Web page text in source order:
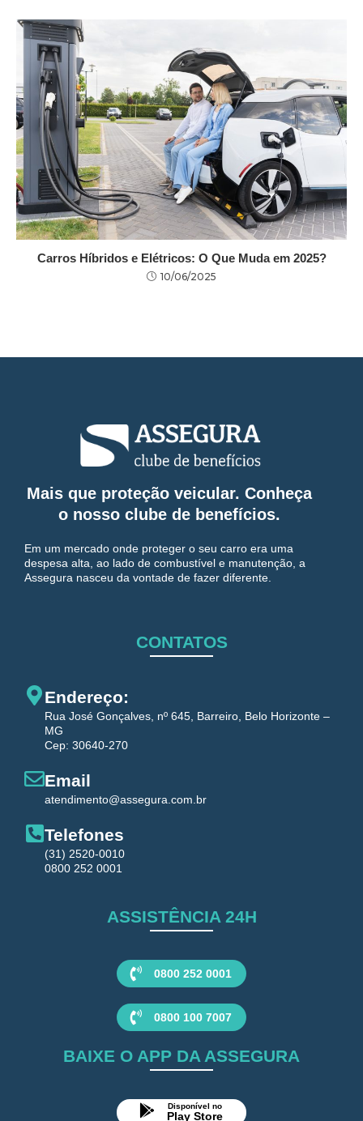
Carros Híbridos e Elétricos: O Que Muda em 2025?
10/06/2025
Mais que proteção veicular. Conheça
o nosso clube de benefícios.
Em um mercado onde proteger o seu carro era uma
despesa alta, ao lado de combustível e manutenção, a
Assegura nasceu da vontade de fazer diferente.
CONTATOS
Endereço:
Rua José Gonçalves, nº 645, Barreiro, Belo Horizonte –
MG
Cep: 30640-270
Email
atendimento@assegura.com.br
Telefones
(31) 2520-0010
0800 252 0001
ASSISTÊNCIA 24H
0800 252 0001
0800 100 7007
BAIXE O APP DA ASSEGURA
Disponível no
Play Store